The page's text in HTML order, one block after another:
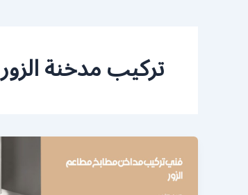
تركيب مدخنة الزور